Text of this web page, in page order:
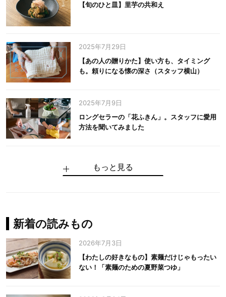
【旬のひと皿】里芋の共和え
2025年7月29日
【あの人の贈りかた】使い方も、タイミング
も。頼りになる懐の深さ（スタッフ横山）
2025年7月9日
ロングセラーの「花ふきん」。スタッフに愛用
方法を聞いてみました
手仕事だからできる“いいもの”を作り続ける。
麻の老舗が届けたい、麻の魅力をのせた衣「中
中川政七商店の謎を解く、6つの問いと1つの答
100年先の日本に工芸があるように。中川政七
中川政七商店スタッフが綴る「今日も、土鍋ま
【わたしの好きなもの】素麺だけじゃもったい
もっと見る
新着の読みもの
2026年7月3日
【わたしの好きなもの】素麺だけじゃもったい
ない！「素麺のための夏野菜つゆ」